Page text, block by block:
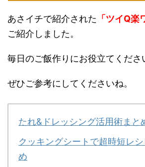
あさイチで紹介された 「ツイQ楽
ご紹介しました。
毎日のご飯作りにお役立てくださ
ぜひご参考にしてくださいね。
たれ&ドレッシング活用術まと
クッキングシートで超時短レ
め